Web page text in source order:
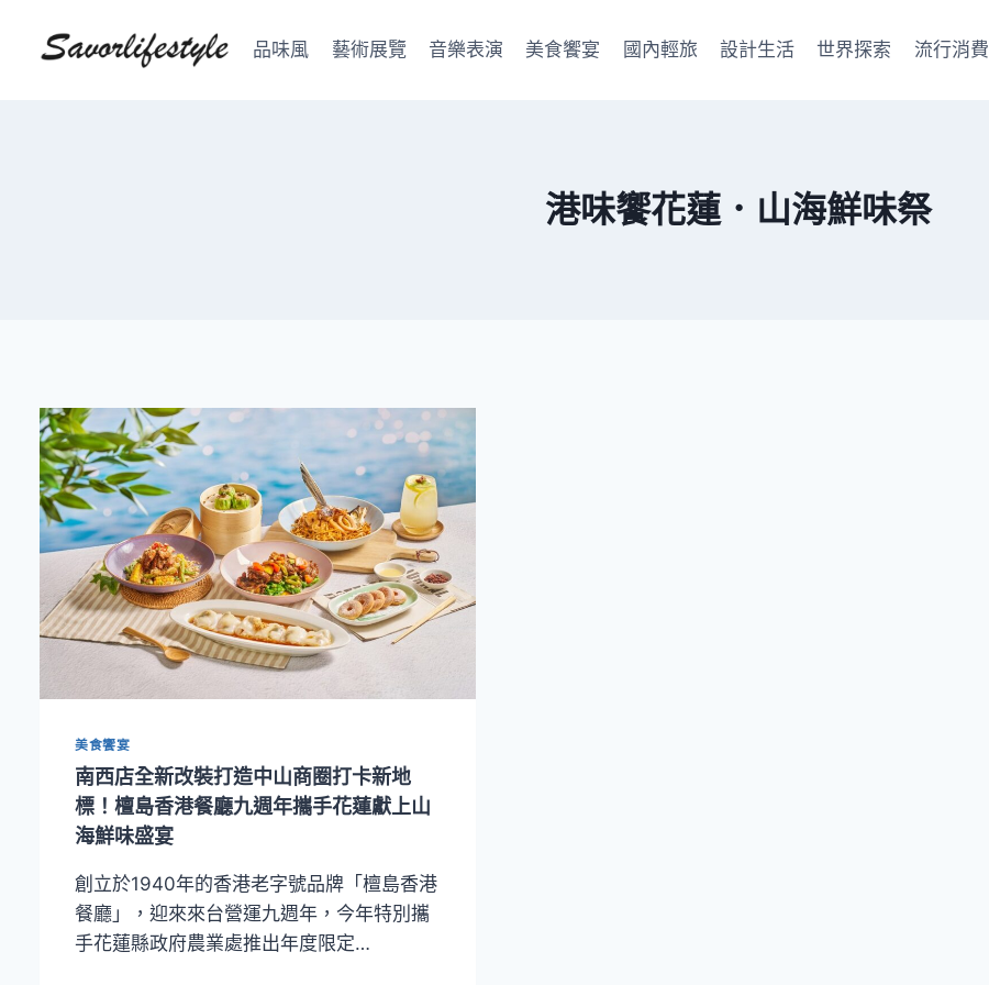
品味風 藝術展覽 音樂表演 美食饗宴 國內輕旅 設計生活 世界探索 流行消費
港味饗花蓮．山海鮮味祭
美食饗宴
南西店全新改裝打造中山商圈打卡新地
標！檀島香港餐廳九週年攜手花蓮獻上山
海鮮味盛宴
創立於1940年的香港老字號品牌「檀島香港
餐廳」，迎來來台營運九週年，今年特別攜
手花蓮縣政府農業處推出年度限定…